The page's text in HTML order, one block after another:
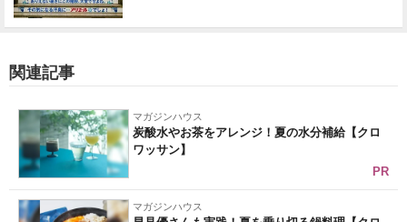
関連記事
マガジンハウス
炭酸水やお茶をアレンジ！夏の水分補給【クロ
ワッサン】
PR
マガジンハウス